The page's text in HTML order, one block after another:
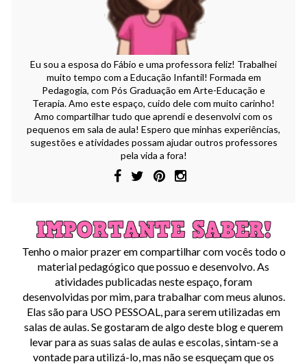
Eu sou a esposa do Fábio e uma professora feliz! Trabalhei
muito tempo com a Educação Infantil! Formada em
Pedagogia, com Pós Graduação em Arte-Educação e
Terapia. Amo este espaço, cuido dele com muito carinho!
Amo compartilhar tudo que aprendi e desenvolvi com os
pequenos em sala de aula! Espero que minhas experiências,
sugestões e atividades possam ajudar outros professores
pela vida a fora!
Tenho o maior prazer em compartilhar com vocês todo o
material pedagógico que possuo e desenvolvo. As
atividades publicadas neste espaço, foram
desenvolvidas por mim, para trabalhar com meus alunos.
Elas são para USO PESSOAL, para serem utilizadas em
salas de aulas. Se gostaram de algo deste blog e querem
levar para as suas salas de aulas e escolas, sintam-se a
vontade para utilizá-lo, mas não se esqueçam que os